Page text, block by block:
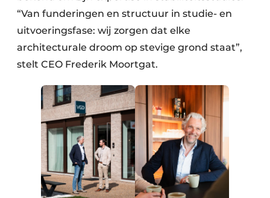
“Van funderingen en structuur in studie- en
uitvoeringsfase: wij zorgen dat elke
architecturale droom op stevige grond staat”,
stelt CEO Frederik Moortgat.